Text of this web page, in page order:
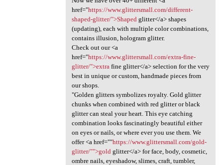
href="https://www.glittersmall.com/different-
shaped-glitter/">Shaped glitter</a> shapes
(updating), each with multiple color combinations,
contains illusion, hologram glitter.
Check out our <a
href="https://www.glittersmall.com/extra-fine-
glitter/">extra fine glitter</a> selection for the very
best in unique or custom, handmade pieces from
our shops.
"Golden glitters symbolizes royalty. Gold glitter
chunks when combined with red glitter or black
glitter can steal your heart. This eye catching
combination looks fascinatingly beautiful either
on eyes or nails, or where ever you use them. We
offer <a href=""https://www.glittersmall.com/gold-
glitter/"">gold glitter</a> for face, body, cosmetic,
ombre nails, eyeshadow, slimes, craft, tumbler,